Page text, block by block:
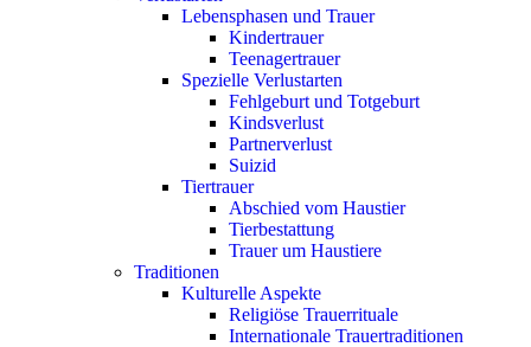
Lebensphasen und Trauer
Kindertrauer
Teenagertrauer
Spezielle Verlustarten
Fehlgeburt und Totgeburt
Kindsverlust
Partnerverlust
Suizid
Tiertrauer
Abschied vom Haustier
Tierbestattung
Trauer um Haustiere
Traditionen
Kulturelle Aspekte
Religiöse Trauerrituale
Internationale Trauertraditionen